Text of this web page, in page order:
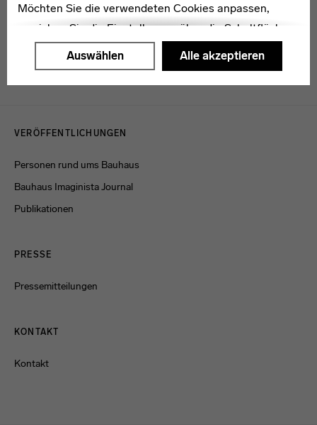
Möchten Sie die verwendeten Cookies anpassen,
erreichen Sie die Einstellungen über die Schaltfläche
"Auswählen".
Auswählen Alle akzeptieren
VERÖFFENTLICHUNGEN
Personen rund ums Bauhaus
Bauhaus Imaginista Journal
Publikationen
PRESSE
Pressemitteilungen
KONTAKT
Kontakt